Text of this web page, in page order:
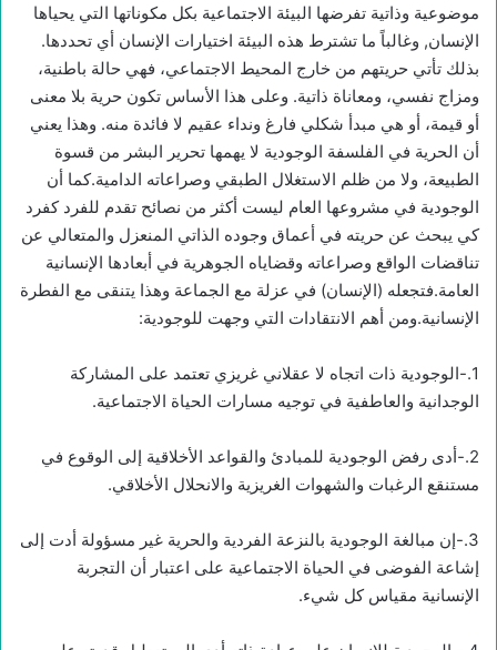
موضوعية وذاتية تفرضها البيئة الاجتماعية بكل مكوناتها التي يحياها
الإنسان, وغالباً ما تشترط هذه البيئة اختيارات الإنسان أي تحددها.
بذلك تأتي حريتهم من خارج المحيط الاجتماعي، فهي حالة باطنية،
ومزاج نفسي، ومعاناة ذاتية. وعلى هذا الأساس تكون حرية بلا معنى
أو قيمة، أو هي مبدأ شكلي فارغ ونداء عقيم لا فائدة منه. وهذا يعني
أن الحرية في الفلسفة الوجودية لا يهمها تحرير البشر من قسوة
الطبيعة، ولا من ظلم الاستغلال الطبقي وصراعاته الدامية.كما أن
الوجودية في مشروعها العام ليست أكثر من نصائح تقدم للفرد كفرد
كي يبحث عن حريته في أعماق وجوده الذاتي المنعزل والمتعالي عن
تناقضات الواقع وصراعاته وقضاياه الجوهرية في أبعادها الإنسانية
العامة.فتجعله (الإنسان) في عزلة مع الجماعة وهذا يتنقى مع الفطرة
الإنسانية.ومن أهم الانتقادات التي وجهت للوجودية:
1.-الوجودية ذات اتجاه لا عقلاني غريزي تعتمد على المشاركة
الوجدانية والعاطفية في توجيه مسارات الحياة الاجتماعية.
2.-أدى رفض الوجودية للمبادئ والقواعد الأخلاقية إلى الوقوع في
مستنقع الرغبات والشهوات الغريزية والانحلال الأخلاقي.
3.-إن مبالغة الوجودية بالنزعة الفردية والحرية غير مسؤولة أدت إلى
إشاعة الفوضى في الحياة الاجتماعية على اعتبار أن التجربة
الإنسانية مقياس كل شيء.